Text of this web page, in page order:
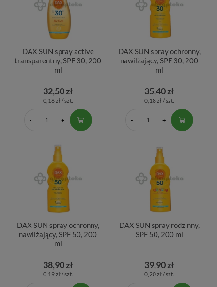
DAX SUN spray active
transparentny, SPF 30, 200
ml
32,50 zł
0,16 zł / szt.
DAX SUN spray ochronny,
nawilżający, SPF 30, 200
ml
35,40 zł
0,18 zł / szt.
DAX SUN spray ochronny,
nawilżający, SPF 50, 200
ml
38,90 zł
0,19 zł / szt.
DAX SUN spray rodzinny,
SPF 50, 200 ml
39,90 zł
0,20 zł / szt.